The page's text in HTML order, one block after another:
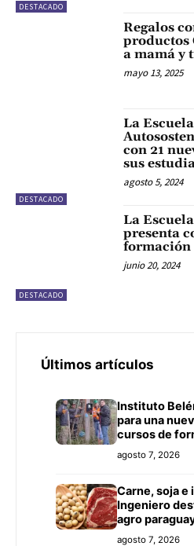
DESTACADO
Regalos
productos
a mamá y
mayo 13, 2025
DESTACADO
La
con 21
sus
agosto 5, 2024
DESTACADO
La
presenta
junio 20, 2024
Últimos artículos
Instituto
para una
cursos de
Concepción
agosto 7, 2026
Carne, soja
Ingeniero
agro
mercados
agosto 7, 2026